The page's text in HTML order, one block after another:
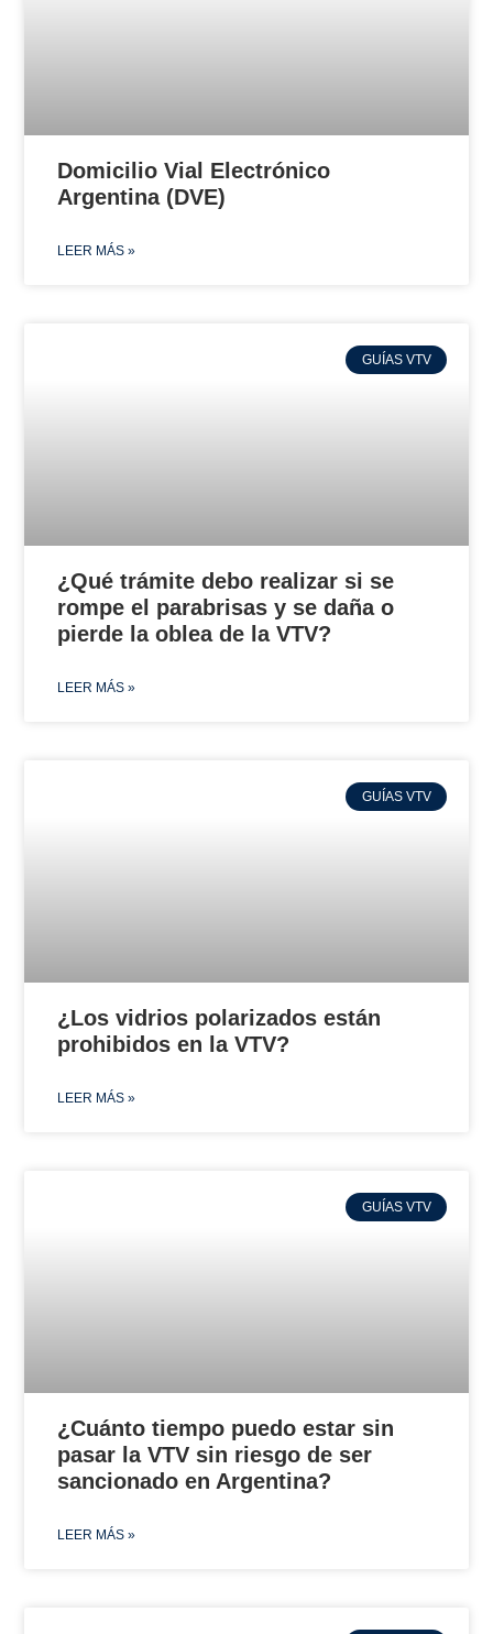
Domicilio Vial Electrónico
Argentina (DVE)
LEER MÁS »
GUÍAS VTV
¿Qué trámite debo realizar si se
rompe el parabrisas y se daña o
pierde la oblea de la VTV?
LEER MÁS »
GUÍAS VTV
¿Los vidrios polarizados están
prohibidos en la VTV?
LEER MÁS »
GUÍAS VTV
¿Cuánto tiempo puedo estar sin
pasar la VTV sin riesgo de ser
sancionado en Argentina?
LEER MÁS »